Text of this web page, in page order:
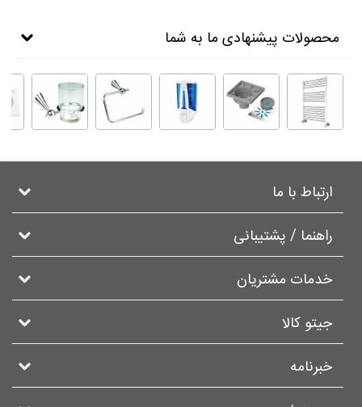
محصولات پیشنهادی ما به شما
ارتباط با ما
راهنما / پشتیبانی
خدمات مشتریان
جیتو کالا
خبرنامه